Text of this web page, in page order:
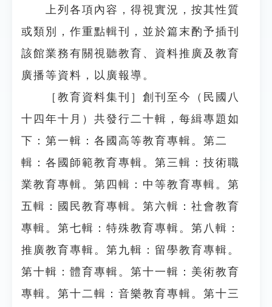
上列各項內容，得視實況，按其性質
或類別，作重點輯刊，並於篇末酌予插刊
該館業務有關視聽教育、資料推廣及教育
廣播等資料，以廣報導。
［教育資料集刊］創刊至今（民國八
十四年十月）共發行二十輯，每緝專題如
下：第一輯：各國高等教育專輯。第二
輯：各國師範教育專輯。第三輯：技術職
業教育專輯。第四輯：中等教育專輯。第
五輯：國民教育專輯。第六輯：社會教育
專輯。第七輯：特殊教育專輯。第八輯：
推廣教育專輯。第九輯：留學教育專輯。
第十輯：體育專輯。第十一輯：美術教育
專輯。第十二輯：音樂教育專輯。第十三